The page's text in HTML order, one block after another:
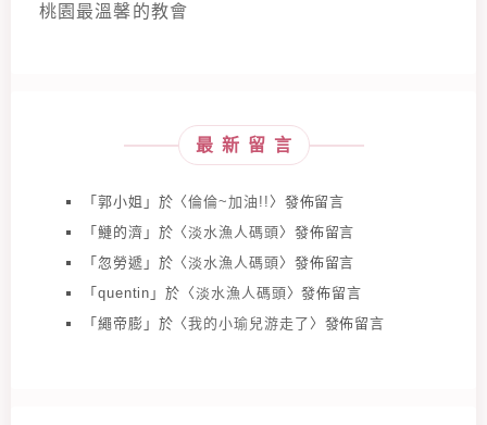
桃園最溫馨的教會
最新留言
「 郭小姐 」於〈倫倫~加油!! 〉發佈留言
「 鰱的濟 」於〈淡水漁人碼頭〉發佈留言
「 忽勞遞 」於〈淡水漁人碼頭〉發佈留言
「 quentin 」於〈淡水漁人碼頭〉發佈留言
「 繩帝膨 」於〈我的小瑜兒游走了 〉發佈留言